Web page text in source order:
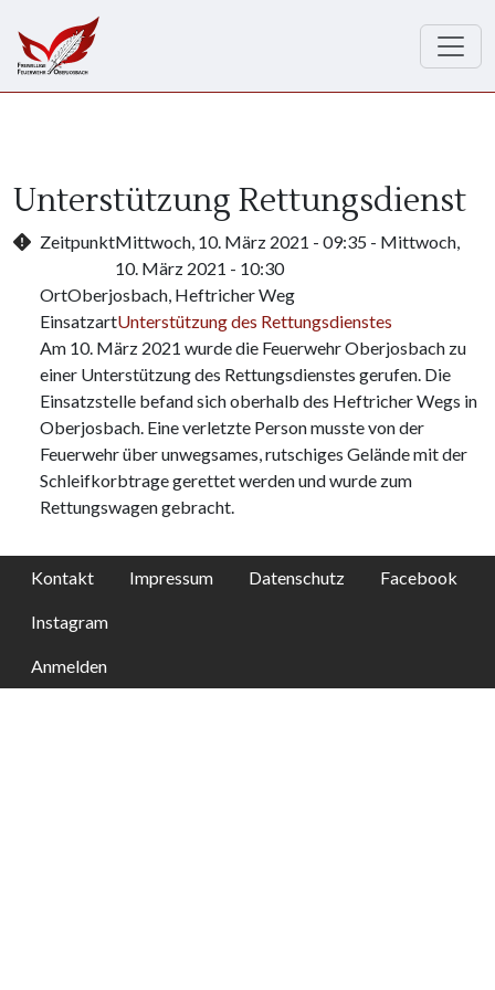
Unterstützung Rettungsdienst
ZeitpunktMittwoch, 10. März 2021 - 09:35 - Mittwoch,
10. März 2021 - 10:30
OrtOberjosbach, Heftricher Weg
EinsatzartUnterstützung des Rettungsdienstes
Am 10. März 2021 wurde die Feuerwehr Oberjosbach zu
einer Unterstützung des Rettungsdienstes gerufen. Die
Einsatzstelle befand sich oberhalb des Heftricher Wegs in
Oberjosbach. Eine verletzte Person musste von der
Feuerwehr über unwegsames, rutschiges Gelände mit der
Schleifkorbtrage gerettet werden und wurde zum
Rettungswagen gebracht.
Kontakt Impressum Datenschutz Facebook
Instagram
Anmelden